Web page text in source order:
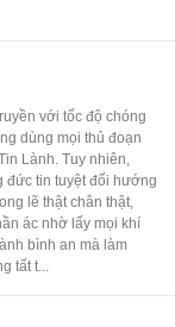
với tốc độ chóng
dùng mọi thủ đoạn
Lành. Tuy nhiên,
đức tin tuyệt đối hướng
lẽ thật chân thật,
ác nhờ lấy mọi khí
bình an mà làm
tất t...